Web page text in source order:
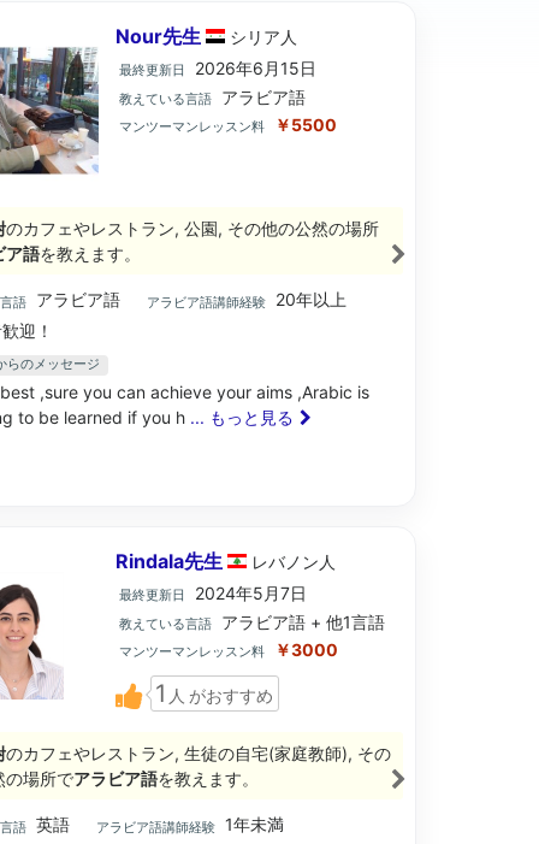
Nour先生 シリア 人
最終更新日 2026年6月15日
教えている言語 アラビア語
マンツーマンレッスン料 ￥5500
のカフェやレストラン, 公園, その他の公然の場所
ア語を教えます。
語 アラビア語 アラビア語講師経験
20年以上
迎！
らのメッセージ
,sure you can achieve your aims ,Arabic is
to be learned if you h ... もっと見る
Rindala先生 レバノン 人
最終更新日 2024年5月7日
教えている言語 アラビア語 + 他1言語
マンツーマンレッスン料 ￥3000
1 人 がおすすめ
のカフェやレストラン, 生徒の自宅(家庭教師), その
の場所でアラビア語を教えます。
語 英語 アラビア語講師経験
1年未満